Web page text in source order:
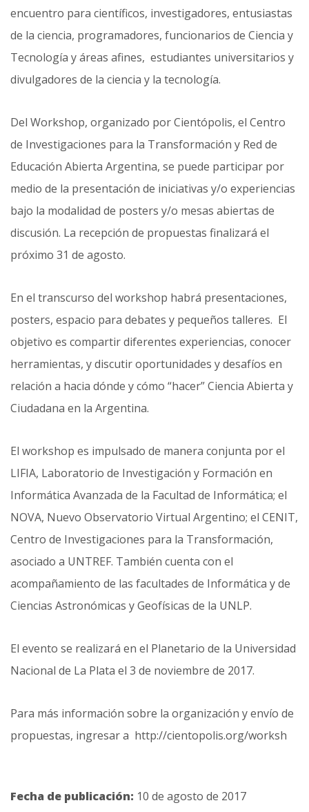
encuentro para científicos, investigadores, entusiastas
de la ciencia, programadores, funcionarios de Ciencia y
Tecnología y áreas afines, estudiantes universitarios y
divulgadores de la ciencia y la tecnología.
Del Workshop, organizado por Cientópolis, el Centro
de Investigaciones para la Transformación y Red de
Educación Abierta Argentina, se puede participar por
medio de la presentación de iniciativas y/o experiencias
bajo la modalidad de posters y/o mesas abiertas de
discusión. La recepción de propuestas finalizará el
próximo 31 de agosto.
En el transcurso del workshop habrá presentaciones,
posters, espacio para debates y pequeños talleres. El
objetivo es compartir diferentes experiencias, conocer
herramientas, y discutir oportunidades y desafíos en
relación a hacia dónde y cómo “hacer” Ciencia Abierta y
Ciudadana en la Argentina.
El workshop es impulsado de manera conjunta por el
LIFIA, Laboratorio de Investigación y Formación en
Informática Avanzada de la Facultad de Informática; el
NOVA, Nuevo Observatorio Virtual Argentino; el CENIT,
Centro de Investigaciones para la Transformación,
asociado a UNTREF. También cuenta con el
acompañamiento de las facultades de Informática y de
Ciencias Astronómicas y Geofísicas de la UNLP.
El evento se realizará en el Planetario de la Universidad
Nacional de La Plata el 3 de noviembre de 2017.
Para más información sobre la organización y envío de
propuestas, ingresar a http://cientopolis.org/worksh
Fecha de publicación: 10 de agosto de 2017